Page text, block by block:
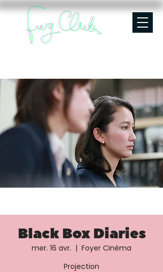
Black Box Diaries
mer. 16 avr.
  |
Foyer Cinéma
Projection